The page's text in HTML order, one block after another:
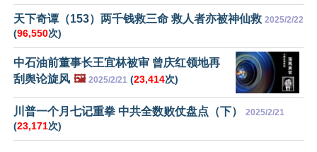
天下奇谭（153）两千钱救三命 救人者亦被神仙救 2025/2/22
(96,550次)
中石油前董事长王宜林被审 曾庆红领地再
刮舆论旋风 🖼️ 2025/2/21 (23,414次)
川普一个月七记重拳 中共全数败仗盘点（下） 2025/2/21
(23,171次)